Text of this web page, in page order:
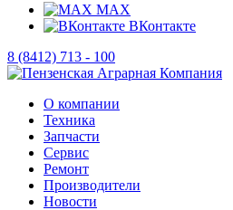
MAX
ВКонтакте
8 (8412) 713 - 100
О компании
Техника
Запчасти
Сервис
Ремонт
Производители
Новости